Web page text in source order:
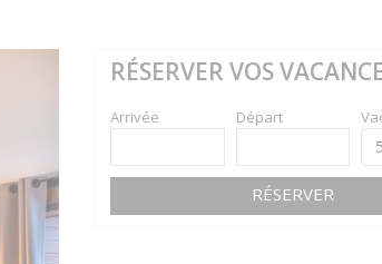
RÉSERVER VOS
Arrivée Départ
RÉSERVER